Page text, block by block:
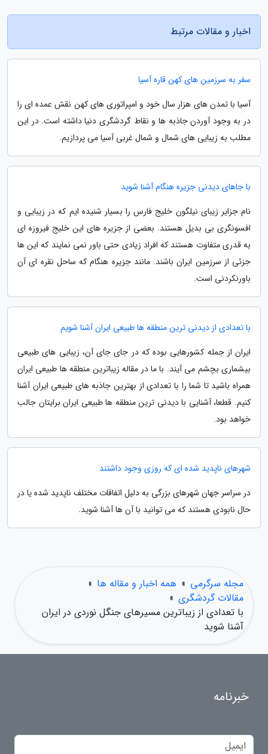
اخبار و مقالات مرتبط
سفر به سرزمین های کهن قاره آسیا
آسیا با تمدن های هزار سال خود و امپراتوری های کهن نقش عمده ای را
در به وجود آوردن جاذبه ها و نقاط گردشگری دنیا داشته است. در این
مطلب به زیبایی های شمال و شمال غربی آسیا می پردازیم.
با جاهای دیدنی جزیره هنگام آشنا شوید
نام جزایر زیبای نیلگون خلیج فارس را بسیار شنیده ایم که در زیبایی و
افسونگری بی بدیل هستند. بعضی از جزیره های این خلیج فیروزه ای
به قدری متفاوت هستند که افراد زیادی حتی باور نمی نمایند که این ها
جزئی از سرزمین ایران باشند. مانند جزیره هنگام که ساحل نقره ای آن
باورنکردنی است.
با تعدادی از دیدنی ترین منطقه ها طبیعی ایران آشنا شویم
ایران از جمله کشورهایی بوده که در جای جای آن، زیبایی های طبیعی
بیشماری بچشم می آیند. با ما در مقاله زیباترین منطقه ها طبیعی ایران
همراه باشید تا شما را با تعدادی از بهترین جاذبه های طبیعی ایران آشنا
کنیم. قطعا، آشنایی با دیدنی ترین منطقه ها طبیعی ایران برایتان جالب
خواهد بود.
شهرهای ناپدید شده ای که روزی وجود داشتند
در سراسر جهان شهرهای بزرگی به دلیل اتفاقات مختلف ناپدید شده یا در
حال نابودی هستند که می توانید با آن ها آشنا شوید.
مجله سرگرمی » همه اخبار و مقاله ها »
مقالات گردشگری »
با تعدادی از زیباترین مسیرهای جنگل نوردی در ایران
آشنا شوید
خبرنامه